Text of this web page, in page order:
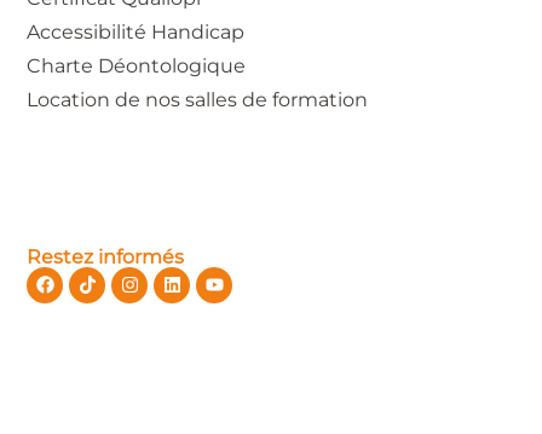
Accessibilité Handicap
Charte Déontologique
Location de nos salles de formation
Restez informés